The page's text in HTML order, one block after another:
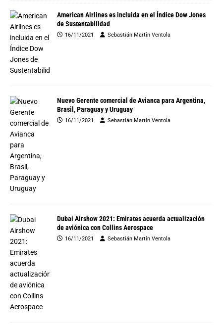
American Airlines es incluida en el Índice Dow Jones
de Sustentabilidad
16/11/2021 Sebastián Martín Ventola
Nuevo Gerente comercial de Avianca para Argentina,
Brasil, Paraguay y Uruguay
16/11/2021 Sebastián Martín Ventola
Dubai Airshow 2021: Emirates acuerda actualización
de aviónica con Collins Aerospace
16/11/2021 Sebastián Martín Ventola